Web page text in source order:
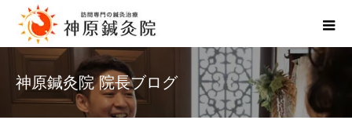
神原鍼灸院 院長ブログ